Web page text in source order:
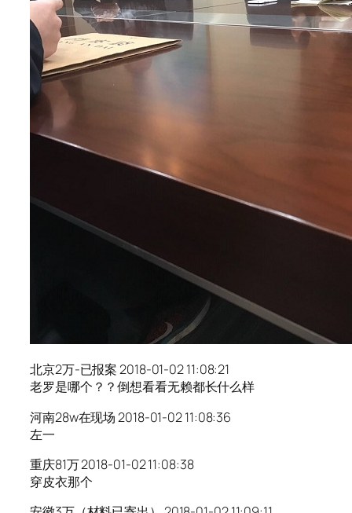
北京2万-已报案 2018-01-02 11:08:21
老罗是哪个？？倒想看看无赖都长什么样
河南28w在现场 2018-01-02 11:08:36
左一
重庆81万 2018-01-02 11:08:38
穿皮衣那个